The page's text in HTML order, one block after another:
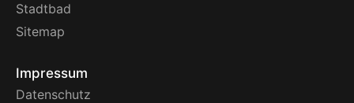
Stadtbad
Sitemap
Impressum
Datenschutz